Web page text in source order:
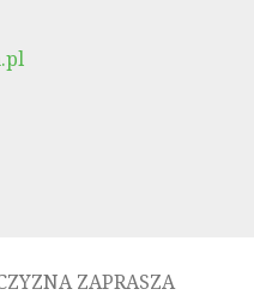
ZAPRASZA